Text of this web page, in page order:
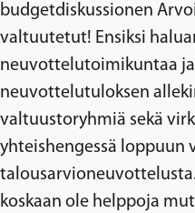
budgetdiskussionen
valtuutetut! Ensiksi
neuvottelutoimikuntaa
neuvottelutuloksen
valtuustoryhmiä sekä
yhteishengessä loppuun
koskaan ole helppoja